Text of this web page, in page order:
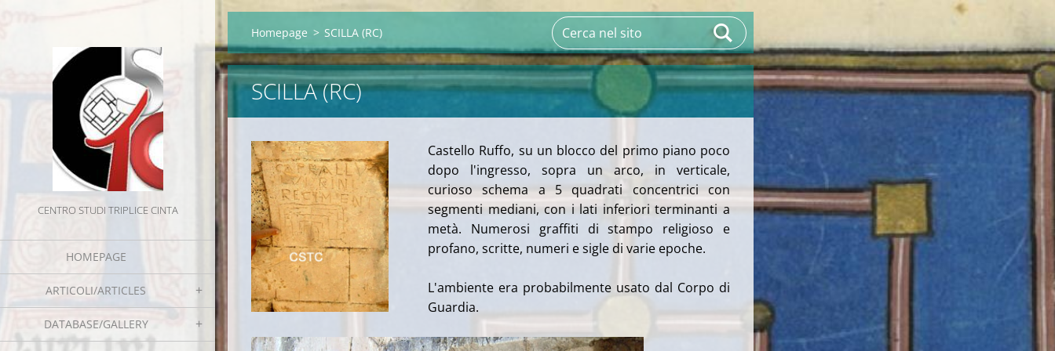
CENTRO STUDI TRIPLICE CINTA
HOMEPAGE
ARTICOLI/ARTICLES
DATABASE/GALLERY
Homepage > SCILLA (RC)
SCILLA (RC)
Castello Ruffo, su un blocco del primo piano poco
dopo l'ingresso, sopra un arco, in verticale,
curioso schema a 5 quadrati concentrici con
segmenti mediani, con i lati inferiori terminanti a
metà. Numerosi graffiti di stampo religioso e
profano, scritte, numeri e sigle di varie epoche.
L'ambiente era probabilmente usato dal Corpo di
Guardia.